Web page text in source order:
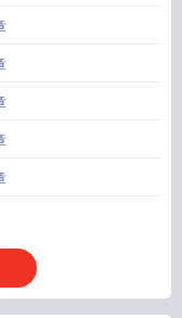
边了。突然有一天，系